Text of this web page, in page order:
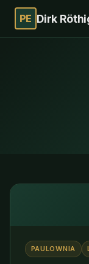
PE Dirk
PAULOWNIA